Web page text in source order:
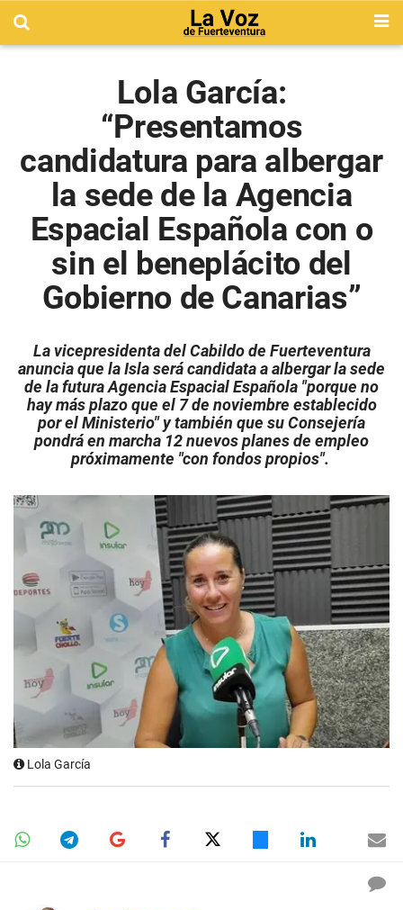
Lola García:
“Presentamos
candidatura para albergar
la sede de la Agencia
Espacial Española con o
sin el beneplácito del
Gobierno de Canarias”
La vicepresidenta del Cabildo de Fuerteventura
anuncia que la Isla será candidata a albergar la sede
de la futura Agencia Espacial Española "porque no
hay más plazo que el 7 de noviembre establecido
por el Ministerio" y también que su Consejería
pondrá en marcha 12 nuevos planes de empleo
próximamente "con fondos propios".
Lola García